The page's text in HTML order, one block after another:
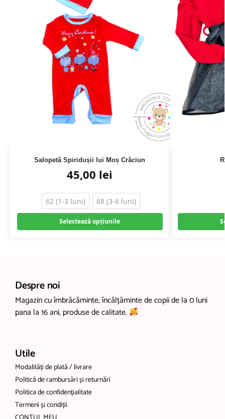
Salopetă Spiridușii lui Moș Crăciun
45,00 lei
62 (1-3 luni) 68 (3-6 luni)
Selectează opțiunile
Despre noi
Magazin cu îmbrăcăminte, încălțăminte de copii de la 0 luni
pana la 16 ani, produse de calitate.
Utile
Modalități de plată / livrare
Politică de rambursări și returnări
Politica de confidențialitate
Termeni și condiții